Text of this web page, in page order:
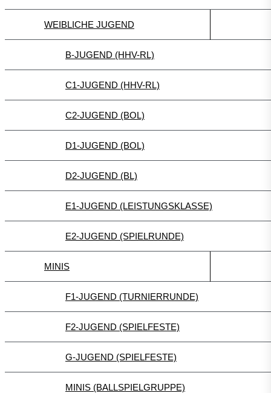
WEIBLICHE JUGEND
B-JUGEND (HHV-RL)
C1-JUGEND (HHV-RL)
C2-JUGEND (BOL)
D1-JUGEND (BOL)
D2-JUGEND (BL)
E1-JUGEND (LEISTUNGSKLASSE)
E2-JUGEND (SPIELRUNDE)
MINIS
F1-JUGEND (TURNIERRUNDE)
F2-JUGEND (SPIELFESTE)
G-JUGEND (SPIELFESTE)
MINIS (BALLSPIELGRUPPE)